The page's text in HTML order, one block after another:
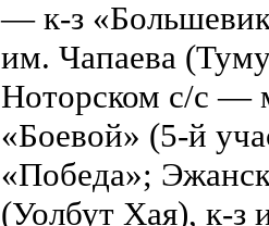
— к-з
им. Чапаева
Ноторском с/с —
«Боевой» (5-й
«Победа»;
(Уолбут Хая), к-